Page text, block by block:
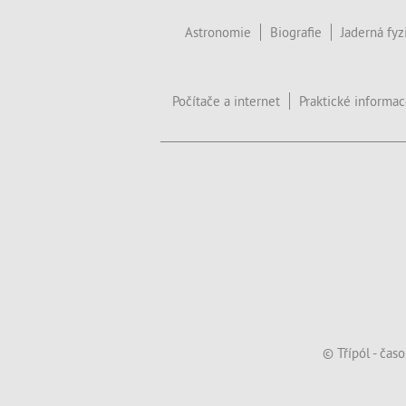
Astronomie Biografie Jaderná
Počítače a internet
Praktické
© Třípól -